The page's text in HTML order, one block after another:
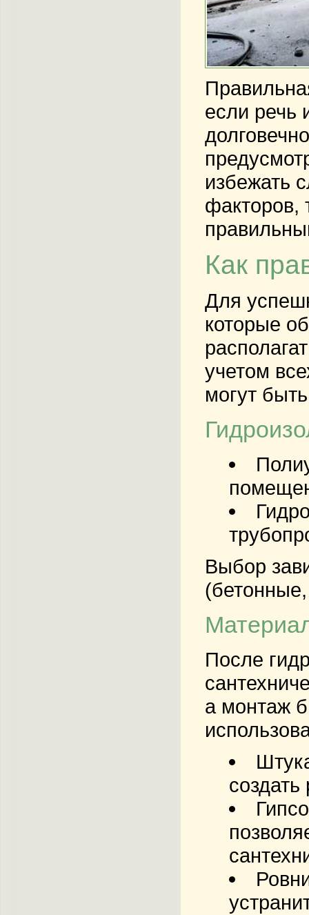
если речь
избежать
факторов,
Как
Для
которые
учетом
могут
Выбор
После
а монтаж